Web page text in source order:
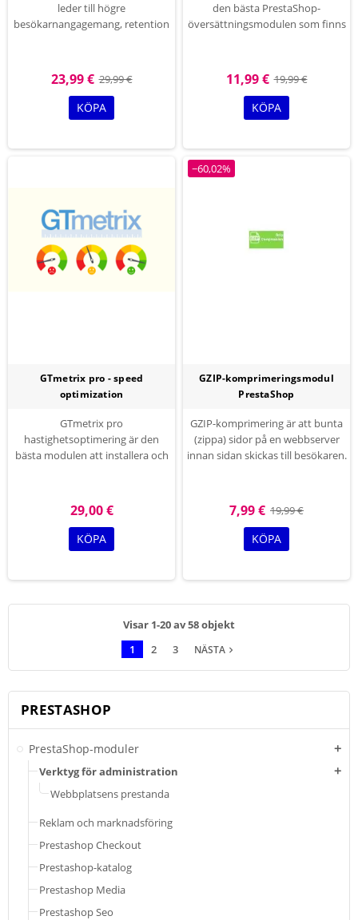
PRESTASHOP
PrestaShop-moduler add
Verktyg för administration add
Webbplatsens prestanda
Reklam och marknadsföring
Prestashop Checkout
Prestashop-katalog
Prestashop Media
Prestashop Seo
leder till högre
besökarnangagemang, retention
Modulen Page Speed hjälper dig
att få ett godkänt betyg i Google
Page Speed Insight.
23,99 € 29,99 €
KÖPA
den bästa PrestaShop-
översättningsmodulen som finns
språk. enkel installation och
arbete
11,99 € 19,99 €
KÖPA
GTmetrix pro - speed
optimization
GTmetrix pro
hastighetsoptimering är den
bästa modulen att installera och
tid, databas optimering, HTML /
CSS / JavaScript minification och
GZIP , spara bandbredd och SEO
optimering
29,00 €
KÖPA
−60,02%
GZIP-komprimeringsmodul
PrestaShop
GZIP-komprimering är att bunta
(zippa) sidor på en webbserver
innan sidan skickas till besökaren.
avsevärt.
7,99 € 19,99 €
KÖPA
Visar 1-20 av 58 objekt
1
2 3 NÄSTA navigate_next